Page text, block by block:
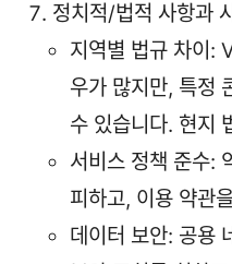
정치적/법적 사항과
지역별 법규 차이:
우가 많지만, 특정
수 있습니다. 현지
서비스 정책 준수:
피하고, 이용 약관
데이터 보안: 공용